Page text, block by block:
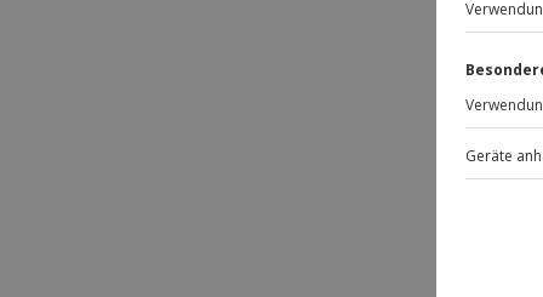
Gutschein gültig für 2 Personen
Nur wenig Zeit? Kein Problem, du